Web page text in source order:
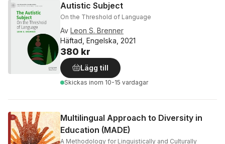
Autistic Subject
On the Threshold of Language
Av Leon S. Brenner
Häftad, Engelska, 2021
380 kr
Lägg till
Skickas inom 10-15 vardagar
Multilingual Approach to Diversity in
Education (MADE)
A Methodology for Linguistically and Culturally